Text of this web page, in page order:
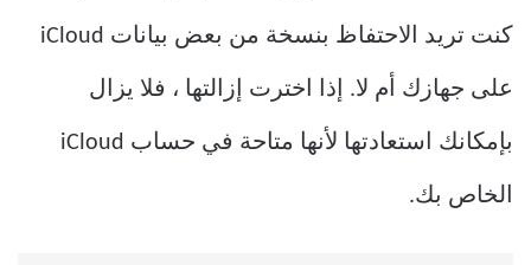
كنت تريد الاحتفاظ بنسخة من بعض بيانات iCloud
على جهازك أم لا. إذا اخترت إزالتها ، فلا يزال
بإمكانك استعادتها لأنها متاحة في حساب iCloud
الخاص بك.